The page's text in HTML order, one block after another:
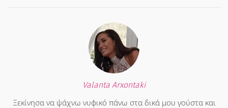
Valanta Arxontaki
Ξεκίνησα να ψάχνω νυφικό πάνω στα δικά μου γούστα και